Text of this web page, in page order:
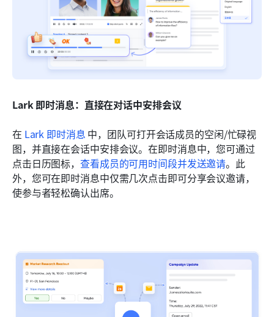
Lark 即时消息：直接在对话中安排会议
在 Lark 即时消息 中，团队可打开会话成员的空闲/忙碌视
图，并直接在会话中安排会议。在即时消息中，您可通过
点击日历图标，查看成员的可用时间段并发送邀请。此
外，您可在即时消息中仅需几次点击即可分享会议邀请，
使参与者轻松确认出席。